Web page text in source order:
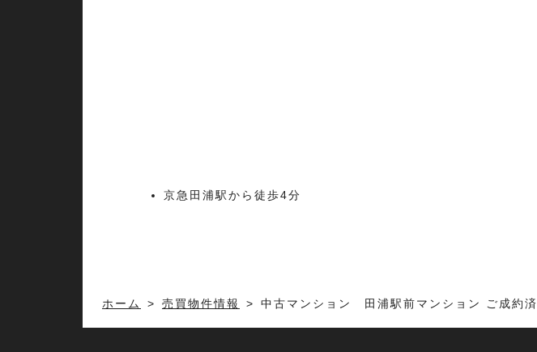
京急田浦駅から徒歩4分
ホーム 売買物件情報 中古マンション 田浦駅前マンション ご成約済